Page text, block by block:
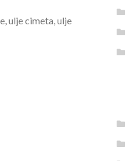
ulje cimeta, ulje